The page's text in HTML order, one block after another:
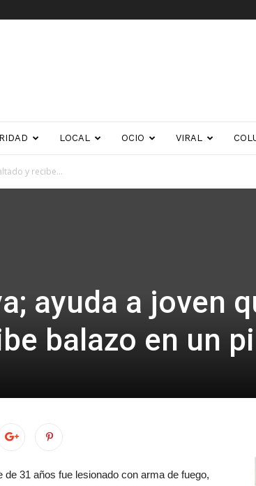
LOCAL OCIO VIRAL
y recibe...
ayuda a joven
balazo en un
31 años fue lesionado con arma de fuego,